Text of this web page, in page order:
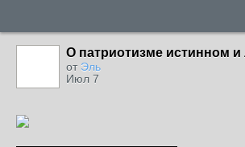
О патриотизме истинном
от Эль
Июл 7